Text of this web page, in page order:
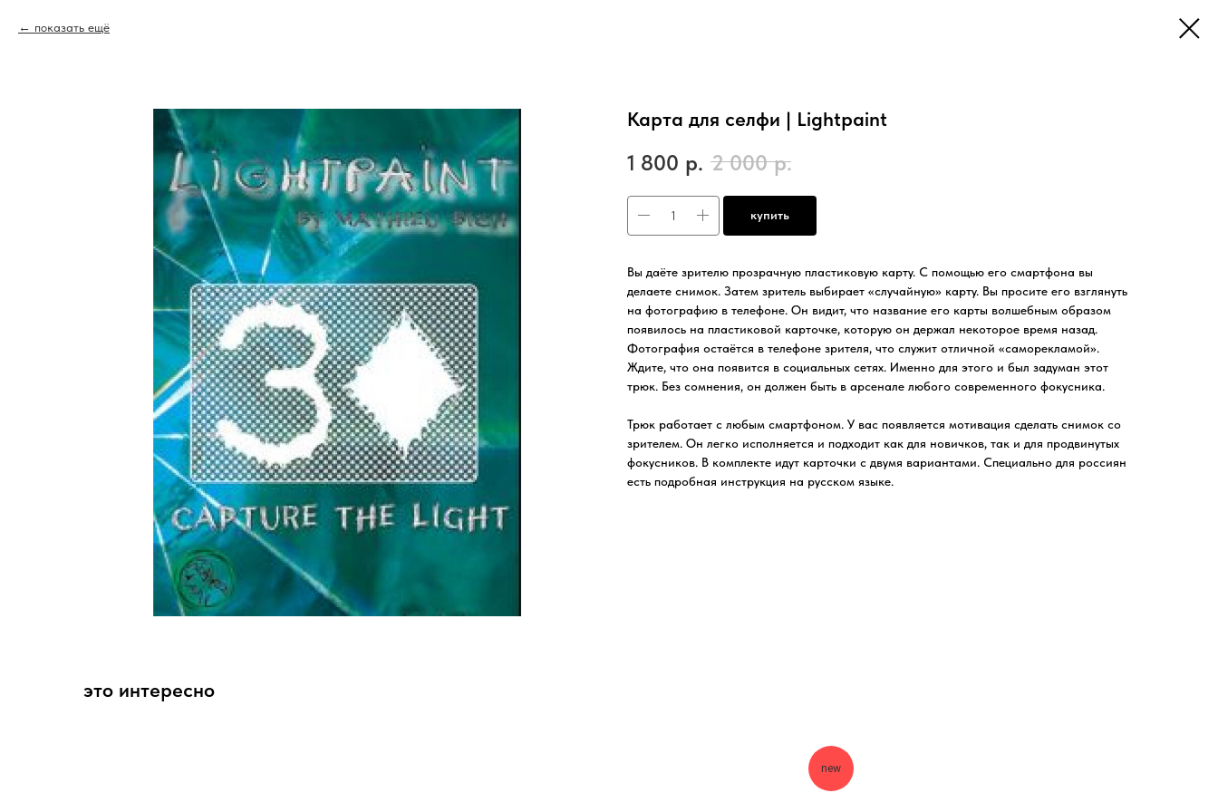
показать ещё
Карта для селфи | Lightpaint
1 800 р. 2 000 р.
купить
Вы даёте зрителю прозрачную пластиковую карту. С помощью его смартфона вы
делаете снимок. Затем зритель выбирает «случайную» карту. Вы просите его взглянуть
на фотографию в телефоне. Он видит, что название его карты волшебным образом
появилось на пластиковой карточке, которую он держал некоторое время назад.
Фотография остаётся в телефоне зрителя, что служит отличной «саморекламой».
Ждите, что она появится в социальных сетях. Именно для этого и был задуман этот
трюк. Без сомнения, он должен быть в арсенале любого современного фокусника.
Трюк работает с любым смартфоном. У вас появляется мотивация сделать снимок со
зрителем. Он легко исполняется и подходит как для новичков, так и для продвинутых
фокусников. В комплекте идут карточки с двумя вариантами. Специально для россиян
есть подробная инструкция на русском языке.
это интересно
new